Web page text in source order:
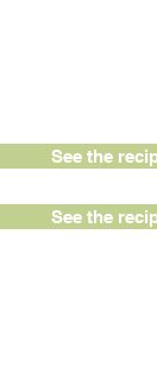
See the
See the